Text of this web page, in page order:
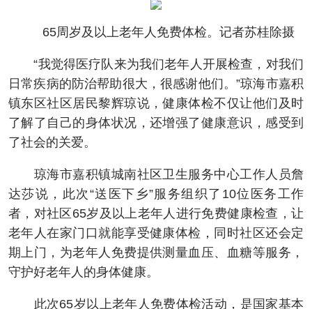
65周岁及以上老年人免费体检。记者苏桂除摄
“我觉得医疗队来为我们老年人开展检查，对我们
日常疾病的防治帮助很大，很感谢他们。”琼海市嘉积
镇东区社区居民黎辉琼说，健康体检不仅让他们及时
了解了自己的身体状况，还增强了健康意识，感受到
了社会的关爱。
琼海市嘉积镇城南社区卫生服务中心工作人员詹
达莎说，此次“送医下乡”服务组织了10位医务工作
者，对社区65岁及以上老年人进行免费健康检查，让
老年人在家门口就能享受健康体检，同时社区还会定
期上门，为老年人免费提供测量血压、血糖等服务，
守护好老年人的身体健康。
此次65岁以上老年人免费体检活动，是国家基本